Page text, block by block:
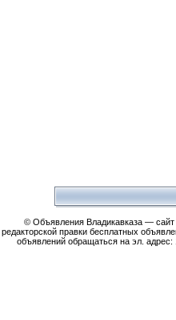
© Объявления Владикавказа — сайт
редакторской правки бесплатных
объявлений обращаться на эл.